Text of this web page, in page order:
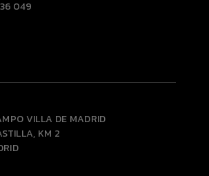
049
VILLA DE MADRID
KM 2